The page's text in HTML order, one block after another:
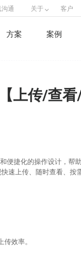
通 关于 客户
方案 案例
上传/查
便捷化的操作设计，帮
速上传、随时查看、按
效率。